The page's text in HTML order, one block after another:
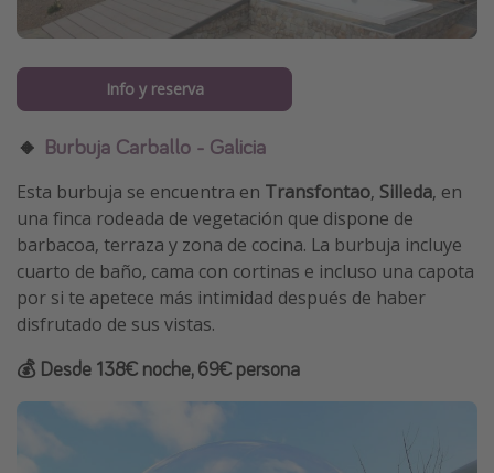
Info y reserva
🔸 Burbuja Carballo - Galicia
Esta burbuja se encuentra en Transfontao, Silleda, en
una finca rodeada de vegetación que dispone de
barbacoa, terraza y zona de cocina. La burbuja incluye
cuarto de baño, cama con cortinas e incluso una capota
por si te apetece más intimidad después de haber
disfrutado de sus vistas.
💰 Desde 138€ noche, 69€ persona